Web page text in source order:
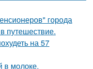
города
путешествие.
на 57
в молоке.